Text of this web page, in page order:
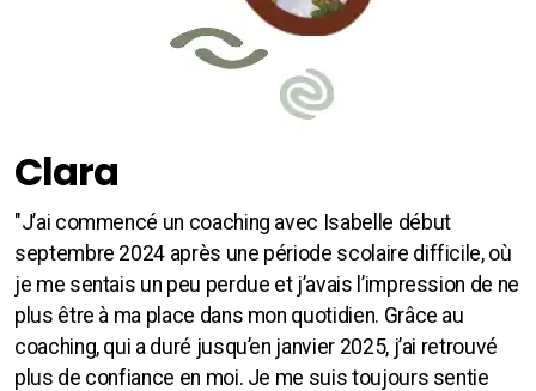
Clara
"J’ai commencé un coaching avec Isabelle début
septembre 2024 après une période scolaire difficile, où
je me sentais un peu perdue et j’avais l’impression de ne
plus être à ma place dans mon quotidien. Grâce au
coaching, qui a duré jusqu’en janvier 2025, j’ai retrouvé
plus de confiance en moi. Je me suis toujours sentie